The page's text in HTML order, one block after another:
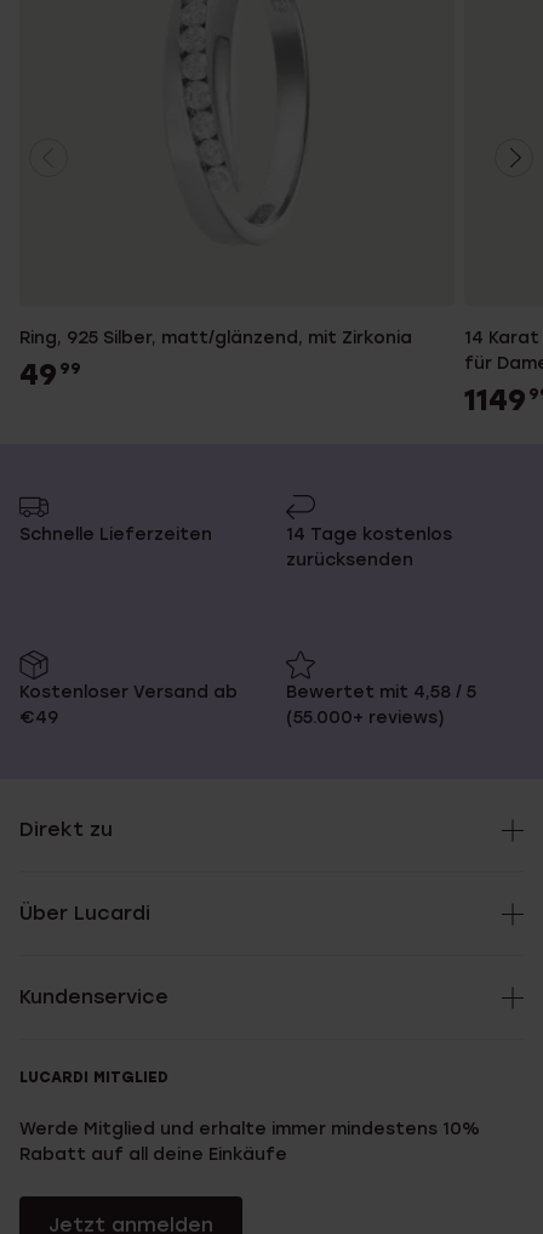
Ring, 925 Silber, matt/glänzend, mit Zirkonia
49 99
14
für
1149
Schnelle Lieferzeiten
14 Tage kostenlos
zurücksenden
Kostenloser Versand ab
€49
Bewertet mit 4,58 / 5
(55.000+ reviews)
Direkt zu
Über Lucardi
Kundenservice
LUCARDI MITGLIED
Werde Mitglied und erhalte immer mindestens 10%
Rabatt auf all deine Einkäufe
Jetzt anmelden